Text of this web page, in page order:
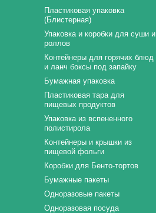
Пластиковая упаковка
(Блистерная)
Упаковка и коробки для суши и
роллов
Контейнеры для горячих блюд
и ланч боксы под запайку
Бумажная упаковка
Пластиковая тара для
пищевых продуктов
Упаковка из вспененного
полистирола
Контейнеры и крышки из
пищевой фольги
Коробки для Бенто-тортов
Бумажные пакеты
Одноразовые пакеты
Одноразовая посуда